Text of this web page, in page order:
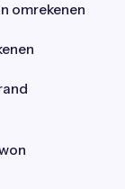
omrekenen